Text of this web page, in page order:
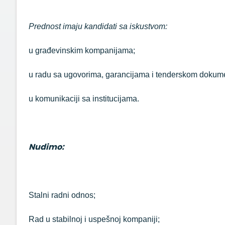
Prednost imaju kandidati sa iskustvom:
u građevinskim kompanijama;
u radu sa ugovorima, garancijama i tenderskom
u komunikaciji sa institucijama.
Nudimo:
Stalni radni odnos;
Rad u stabilnoj i uspešnoj kompaniji;